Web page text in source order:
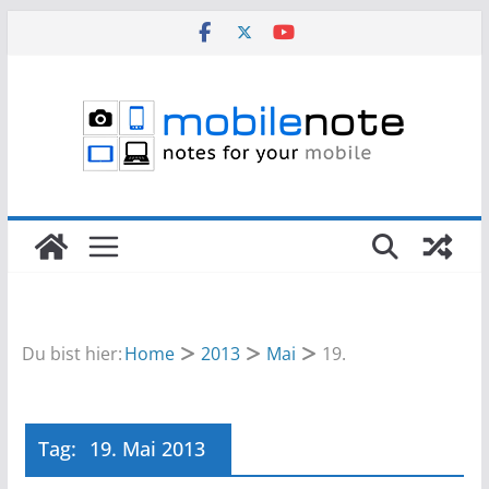
Du bist hier:Home 2013 Mai 19.
Tag: 19. Mai 2013